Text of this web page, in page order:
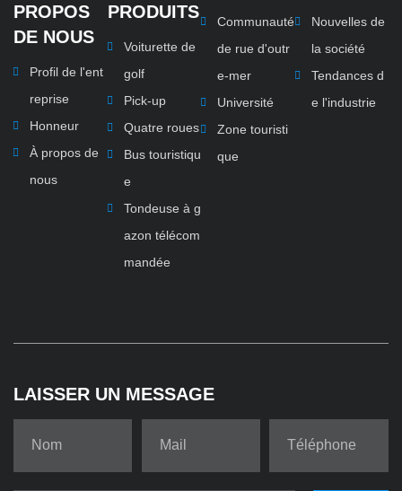
PROPOS
DE NOUS
Profil de l'ent
reprise
Honneur
À propos de
nous
PRODUITS
Voiturette de
golf
Pick-up
Quatre roues
Bus touristiqu
e
Tondeuse à g
azon télécom
mandée
Communauté
de rue d'outr
e-mer
Université
Zone touristi
que
Nouvelles de
la société
Tendances d
e l'industrie
LAISSER UN MESSAGE